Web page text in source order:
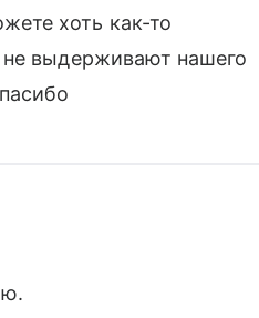
хоть как-то
выдерживают нашего